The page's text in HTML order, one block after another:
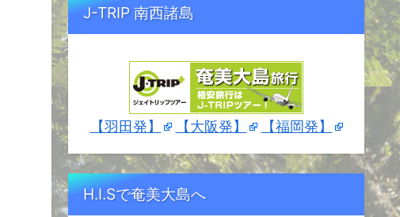
J-TRIP 南西諸島
【羽田発】 【大阪発】 【福岡発】
H.I.Sで奄美大島へ